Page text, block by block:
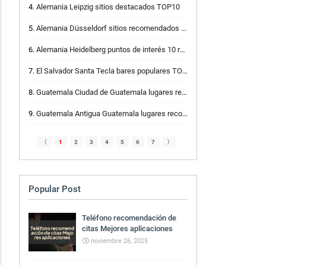
Alemania Leipzig sitios destacados TOP10
Alemania Düsseldorf sitios recomendados 10 recomendados
Alemania Heidelberg puntos de interés 10 recomendados
El Salvador Santa Tecla bares populares TOP10
Guatemala Ciudad de Guatemala lugares recomendados para actividad 10
Guatemala Antigua Guatemala lugares recomendados de pan y pastelería 10
〈 1 2 3 4 5 6 7 〉
Popular Post
Teléfono recomendación de
citas Mejores aplicaciones
noviembre 26, 2025